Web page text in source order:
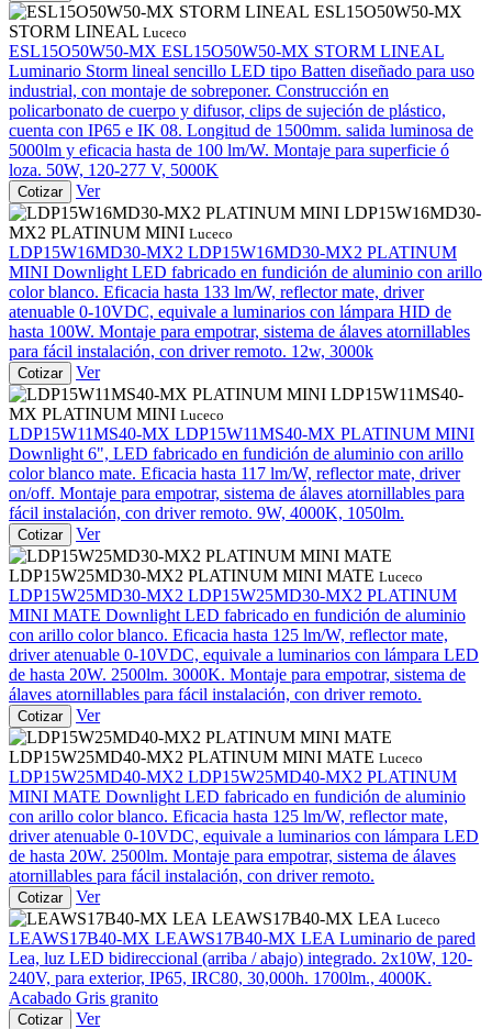
ESL15O50W50-MX
STORM LINEAL Luceco
ESL15O50W50-MX ESL15O50W50-MX STORM LINEAL
Luminario Storm lineal sencillo LED tipo Batten diseñado para uso
industrial, con montaje de sobreponer. Construcción en
policarbonato de cuerpo y difusor, clips de sujeción de plástico,
cuenta con IP65 e IK 08. Longitud de 1500mm. salida luminosa de
5000lm y eficacia hasta de 100 lm/W. Montaje para superficie ó
loza. 50W, 120-277 V, 5000K
Cotizar
Ver
LDP15W16MD30-
MX2 PLATINUM MINI Luceco
LDP15W16MD30-MX2 LDP15W16MD30-MX2 PLATINUM
MINI Downlight LED fabricado en fundición de aluminio con arillo
color blanco. Eficacia hasta 133 lm/W, reflector mate, driver
atenuable 0-10VDC, equivale a luminarios con lámpara HID de
hasta 100W. Montaje para empotrar, sistema de álaves atornillables
para fácil instalación, con driver remoto. 12w, 3000k
Cotizar
Ver
LDP15W11MS40-
MX PLATINUM MINI Luceco
LDP15W11MS40-MX LDP15W11MS40-MX PLATINUM MINI
Downlight 6", LED fabricado en fundición de aluminio con arillo
color blanco mate. Eficacia hasta 117 lm/W, reflector mate, driver
on/off. Montaje para empotrar, sistema de álaves atornillables para
fácil instalación, con driver remoto. 9W, 4000K, 1050lm.
Cotizar Ver
LDP15W25MD30-MX2 PLATINUM MINI MATE Luceco
LDP15W25MD30-MX2 LDP15W25MD30-MX2 PLATINUM
MINI MATE Downlight LED fabricado en fundición de aluminio
con arillo color blanco. Eficacia hasta 125 lm/W, reflector mate,
driver atenuable 0-10VDC, equivale a luminarios con lámpara LED
de hasta 20W. 2500lm. 3000K. Montaje para empotrar, sistema de
álaves atornillables para fácil instalación, con driver remoto.
Cotizar Ver
LDP15W25MD40-MX2 PLATINUM MINI MATE Luceco
LDP15W25MD40-MX2 LDP15W25MD40-MX2 PLATINUM
MINI MATE Downlight LED fabricado en fundición de aluminio
con arillo color blanco. Eficacia hasta 125 lm/W, reflector mate,
driver atenuable 0-10VDC, equivale a luminarios con lámpara LED
de hasta 20W. 2500lm. Montaje para empotrar, sistema de álaves
atornillables para fácil instalación, con driver remoto.
Cotizar
Ver
LEAWS17B40-MX LEA Luceco
LEAWS17B40-MX LEAWS17B40-MX LEA Luminario de pared
Lea, luz LED bidireccional (arriba / abajo) integrado. 2x10W, 120-
240V, para exterior, IP65, IRC80, 30,000h. 1700lm., 4000K.
Acabado Gris granito
Cotizar
Ver